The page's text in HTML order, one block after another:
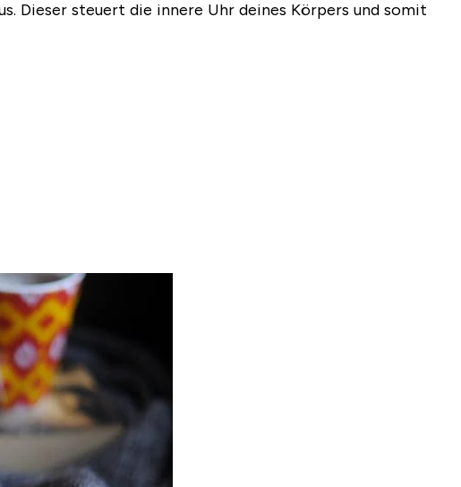
Dieser steuert die innere Uhr deines Körpers und somit